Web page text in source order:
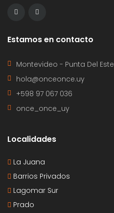
Estamos en contacto
Montevideo - Punta Del Este
hola@onceonce.uy
+598 97 067 036
once_once_uy
Localidades
La Juana
Barrios Privados
Lagomar Sur
Prado